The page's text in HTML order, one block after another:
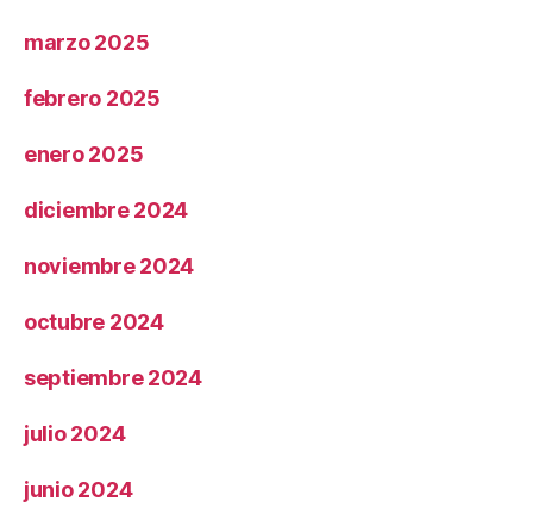
marzo 2025
febrero 2025
enero 2025
diciembre 2024
noviembre 2024
octubre 2024
septiembre 2024
julio 2024
junio 2024